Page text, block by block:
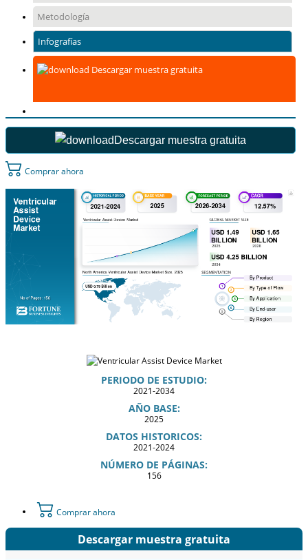
Metodología
Infografías
Descargar muestra gratuita
Descargar muestra gratuita
Comprar ahora
PERIODO DE ESTUDIO:
2021-2034
AÑO BASE:
2025
DATOS HISTORICOS:
2021-2024
NÚMERO DE PÁGINAS:
156
Comprar ahora
Descargar muestra gratuita